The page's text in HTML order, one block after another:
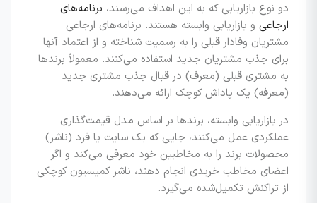
دو نوع بازاریابی که به این اهداف می‌رسند، برنامه‌های
ارجاعی و بازاریابی وابسته هستند. برنامه‌های ارجاعی
مشتریان وفادار قبلی را به رسمیت شناخته و از اعتماد آنها
برای جذب مشتریان جدید استفاده می‌کنند. معمولاً برندها
به مشتری قبلی (معرف) در قبال جذب مشتری جدید
(معرفه) یک پاداش کوچک ارائه می‌دهند.
در بازاریابی وابسته، برندها بر اساس مدل قیمت‌گذاری
عملکردی عمل می‌کنند، جایی که یک سایت یا فرد (ناشر)
محصولات برند را به مخاطبین خود معرفی می‌کند و اگر
اعضای مخاطب خریدی انجام دهند، ناشر کمیسیون کوچکی
از تراکنش تکمیل‌شده می‌گیرد.